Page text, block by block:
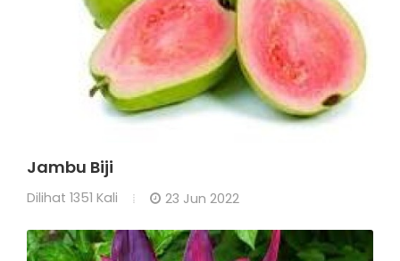
Jambu Biji
Dilihat 1351 Kali 23 Jun 2022